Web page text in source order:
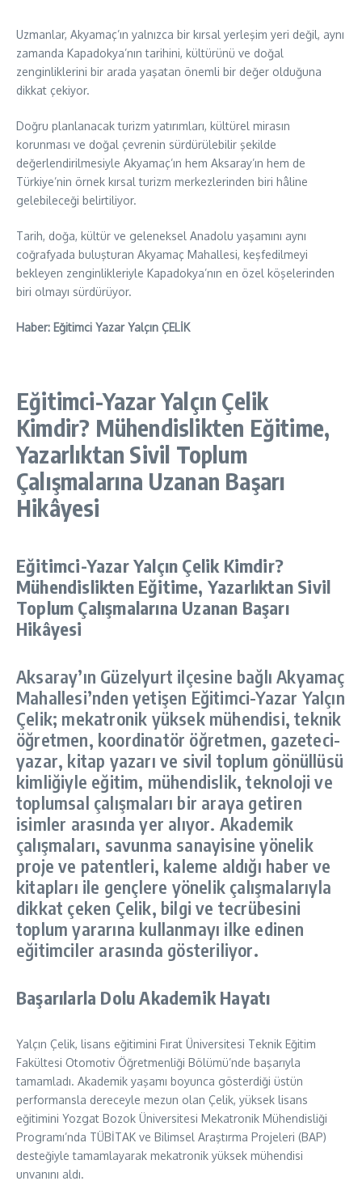
Uzmanlar, Akyamaç’ın yalnızca bir kırsal yerleşim yeri değil, aynı
zamanda Kapadokya’nın tarihini, kültürünü ve doğal
zenginliklerini bir arada yaşatan önemli bir değer olduğuna
dikkat çekiyor.
Doğru planlanacak turizm yatırımları, kültürel mirasın
korunması ve doğal çevrenin sürdürülebilir şekilde
değerlendirilmesiyle Akyamaç’ın hem Aksaray’ın hem de
Türkiye’nin örnek kırsal turizm merkezlerinden biri hâline
gelebileceği belirtiliyor.
Tarih, doğa, kültür ve geleneksel Anadolu yaşamını aynı
coğrafyada buluşturan Akyamaç Mahallesi, keşfedilmeyi
bekleyen zenginlikleriyle Kapadokya’nın en özel köşelerinden
biri olmayı sürdürüyor.
Haber: Eğitimci Yazar Yalçın ÇELİK
Eğitimci-Yazar Yalçın Çelik
Kimdir? Mühendislikten Eğitime,
Yazarlıktan Sivil Toplum
Çalışmalarına Uzanan Başarı
Hikâyesi
Eğitimci-Yazar Yalçın Çelik Kimdir?
Mühendislikten Eğitime, Yazarlıktan Sivil
Toplum Çalışmalarına Uzanan Başarı
Hikâyesi
Aksaray’ın Güzelyurt ilçesine bağlı Akyamaç
Mahallesi’nden yetişen Eğitimci-Yazar Yalçın
Çelik; mekatronik yüksek mühendisi, teknik
öğretmen, koordinatör öğretmen, gazeteci-
yazar, kitap yazarı ve sivil toplum gönüllüsü
kimliğiyle eğitim, mühendislik, teknoloji ve
toplumsal çalışmaları bir araya getiren
isimler arasında yer alıyor. Akademik
çalışmaları, savunma sanayisine yönelik
proje ve patentleri, kaleme aldığı haber ve
kitapları ile gençlere yönelik çalışmalarıyla
dikkat çeken Çelik, bilgi ve tecrübesini
toplum yararına kullanmayı ilke edinen
eğitimciler arasında gösteriliyor.
Başarılarla Dolu Akademik Hayatı
Yalçın Çelik, lisans eğitimini Fırat Üniversitesi Teknik Eğitim
Fakültesi Otomotiv Öğretmenliği Bölümü’nde başarıyla
tamamladı. Akademik yaşamı boyunca gösterdiği üstün
performansla dereceyle mezun olan Çelik, yüksek lisans
eğitimini Yozgat Bozok Üniversitesi Mekatronik Mühendisliği
Programı’nda TÜBİTAK ve Bilimsel Araştırma Projeleri (BAP)
desteğiyle tamamlayarak mekatronik yüksek mühendisi
unvanını aldı.